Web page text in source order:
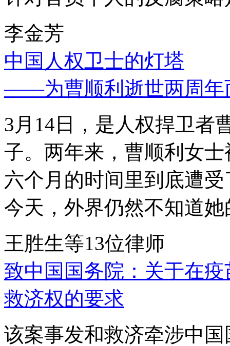
李金芳
中国人权卫士的灯塔
——为曹顺利逝世两周年
3月14日，是人权捍卫者
子。两年来，曹顺利女
六个月的时间里到底遭
今天，外界仍然不知道
王胜生等13位律师
致中国国务院：关于在
救济权的要求
该案事发和救济牵涉中